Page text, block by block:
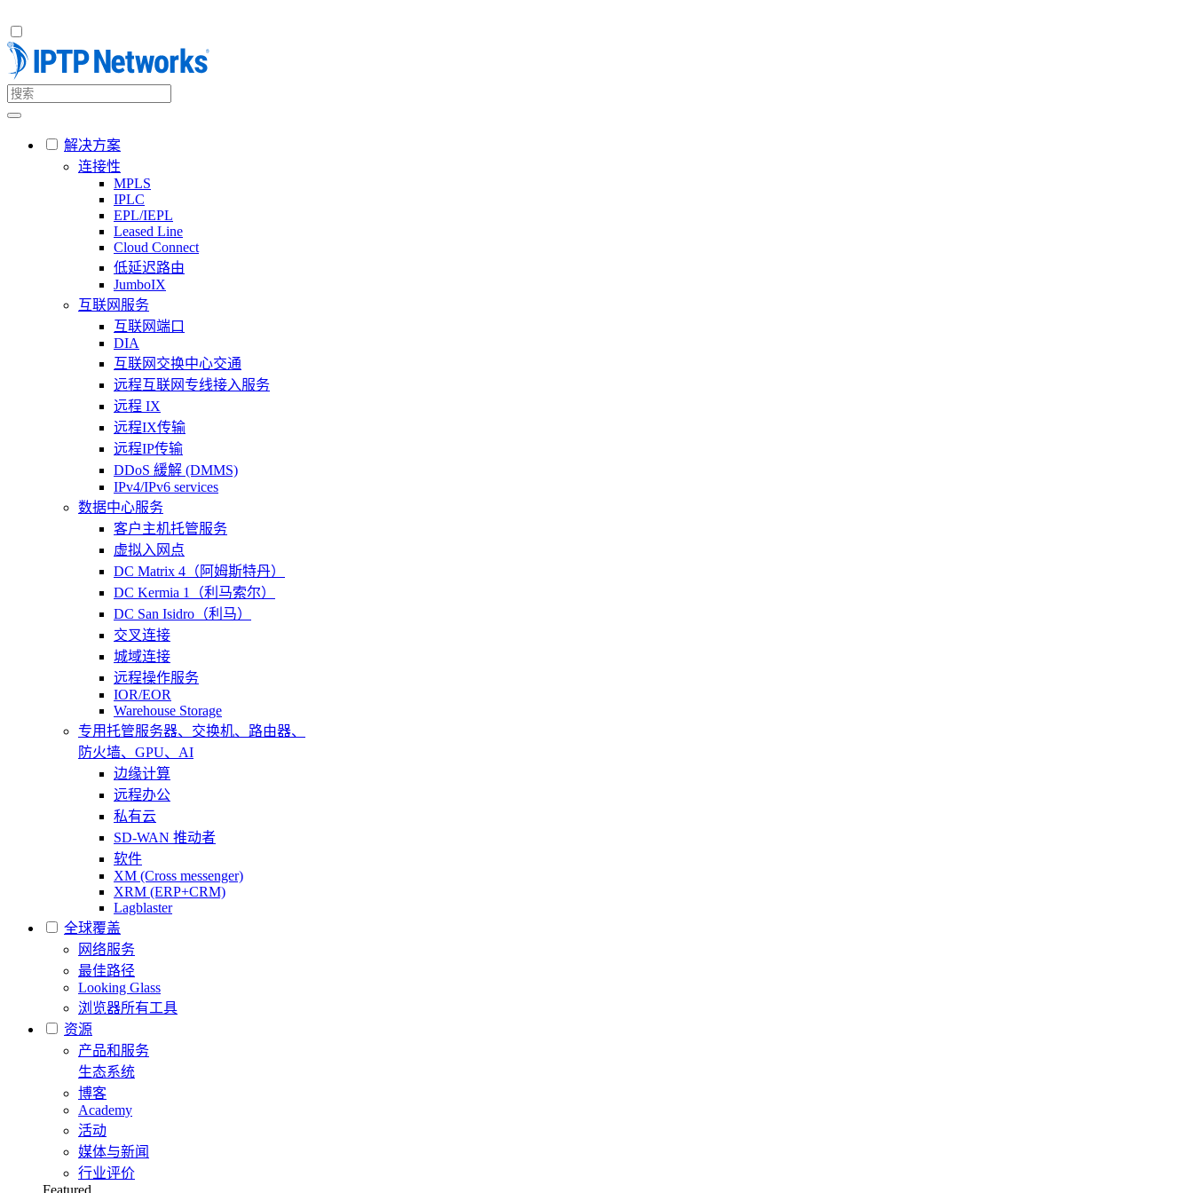
解决方案
连接性
MPLS
IPLC
EPL/IEPL
Leased Line
Cloud Connect
低延迟路由
JumboIX
互联网服务
互联网端口
DIA
互联网交换中心交通
远程互联网专线接入服务
远程 IX
远程IX传输
远程IP传输
DDoS 緩解 (DMMS)
IPv4/IPv6 services
数据中心服务
客户主机托管服务
虚拟入网点
DC Matrix 4（阿姆斯特丹）
DC Kermia 1（利马索尔）
DC San Isidro（利马）
交叉连接
城域连接
远程操作服务
IOR/EOR
Warehouse Storage
专用托管服务器、交换机、路由器、
防火墙、GPU、AI
边缘计算
远程办公
私有云
SD-WAN 推动者
软件
XM (Cross messenger)
XRM (ERP+CRM)
Lagblaster
全球覆盖
网络服务
最佳路径
Looking Glass
浏览器所有工具
资源
产品和服务
生态系统
博客
Academy
活动
媒体与新闻
行业评价
Featured